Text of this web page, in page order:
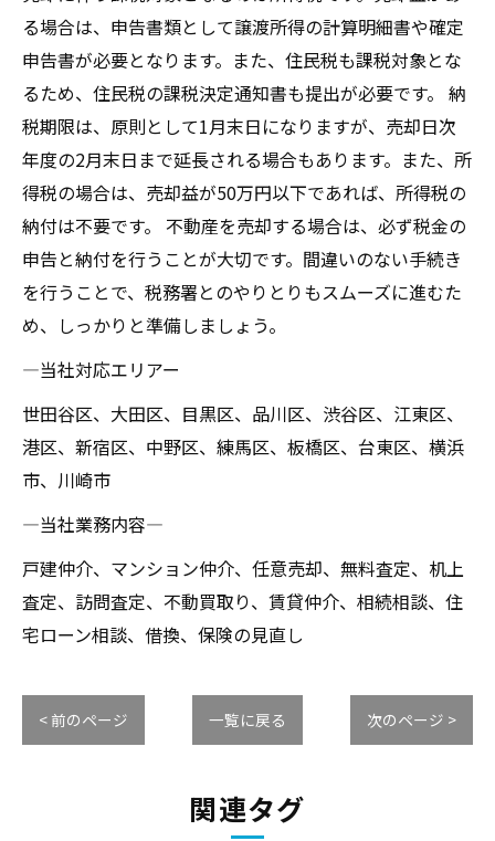
る場合は、申告書類として譲渡所得の計算明細書や確定
申告書が必要となります。また、住民税も課税対象とな
るため、住民税の課税決定通知書も提出が必要です。 納
税期限は、原則として1月末日になりますが、売却日次
年度の2月末日まで延長される場合もあります。また、所
得税の場合は、売却益が50万円以下であれば、所得税の
納付は不要です。 不動産を売却する場合は、必ず税金の
申告と納付を行うことが大切です。間違いのない手続き
を行うことで、税務署とのやりとりもスムーズに進むた
め、しっかりと準備しましょう。
―当社対応エリアー
世田谷区、大田区、目黒区、品川区、渋谷区、江東区、
港区、新宿区、中野区、練馬区、板橋区、台東区、横浜
市、川崎市
―当社業務内容―
戸建仲介、マンション仲介、任意売却、無料査定、机上
査定、訪問査定、不動買取り、賃貸仲介、相続相談、住
宅ローン相談、借換、保険の見直し
< 前のページ 一覧に戻る 次のページ >
関連タグ